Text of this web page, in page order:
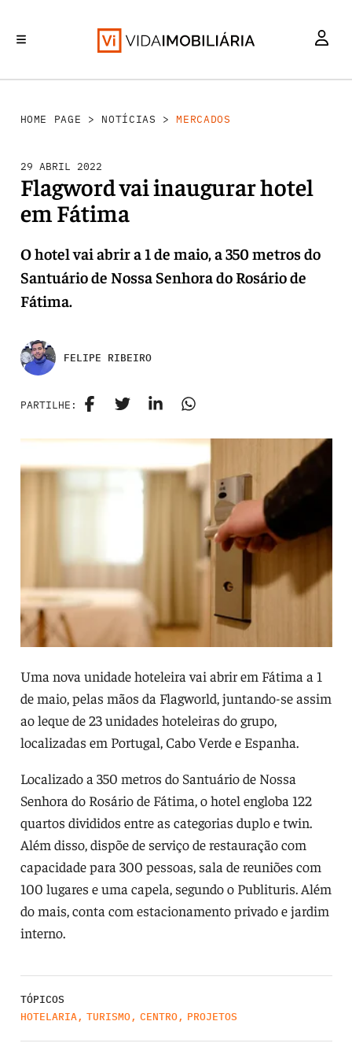
HOME PAGE > NOTÍCIAS >MERCADOS
29 ABRIL 2022
Flagword vai inaugurar hotel
em Fátima
O hotel vai abrir a 1 de maio, a 350 metros do
Santuário de Nossa Senhora do Rosário de
Fátima.
FELIPE RIBEIRO
PARTILHE:
Uma nova unidade hoteleira vai abrir em Fátima a 1
de maio, pelas mãos da Flagworld, juntando-se assim
ao leque de 23 unidades hoteleiras do grupo,
localizadas em Portugal, Cabo Verde e Espanha.
Localizado a 350 metros do Santuário de Nossa
Senhora do Rosário de Fátima, o hotel engloba 122
quartos divididos entre as categorias duplo e twin.
Além disso, dispõe de serviço de restauração com
capacidade para 300 pessoas, sala de reuniões com
100 lugares e uma capela, segundo o Publituris. Além
do mais, conta com estacionamento privado e jardim
interno.
TÓPICOS
HOTELARIA, TURISMO, CENTRO, PROJETOS